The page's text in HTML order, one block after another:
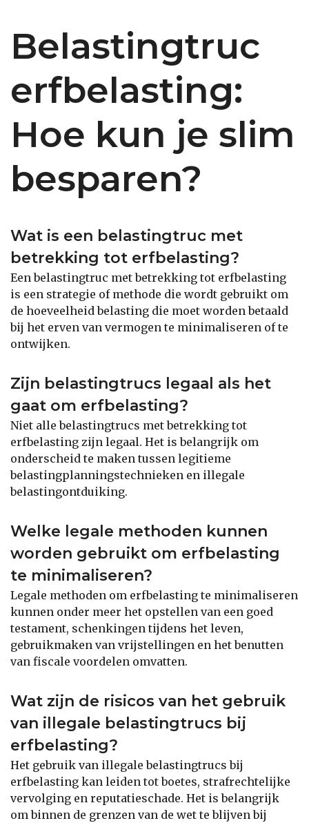
Belastingtruc
erfbelasting:
Hoe kun je slim
besparen?
Wat is een belastingtruc met
betrekking tot erfbelasting?
Een belastingtruc met betrekking tot erfbelasting
is een strategie of methode die wordt gebruikt om
de hoeveelheid belasting die moet worden betaald
bij het erven van vermogen te minimaliseren of te
ontwijken.
Zijn belastingtrucs legaal als het
gaat om erfbelasting?
Niet alle belastingtrucs met betrekking tot
erfbelasting zijn legaal. Het is belangrijk om
onderscheid te maken tussen legitieme
belastingplanningstechnieken en illegale
belastingontduiking.
Welke legale methoden kunnen
worden gebruikt om erfbelasting
te minimaliseren?
Legale methoden om erfbelasting te minimaliseren
kunnen onder meer het opstellen van een goed
testament, schenkingen tijdens het leven,
gebruikmaken van vrijstellingen en het benutten
van fiscale voordelen omvatten.
Wat zijn de risicos van het gebruik
van illegale belastingtrucs bij
erfbelasting?
Het gebruik van illegale belastingtrucs bij
erfbelasting kan leiden tot boetes, strafrechtelijke
vervolging en reputatieschade. Het is belangrijk
om binnen de grenzen van de wet te blijven bij